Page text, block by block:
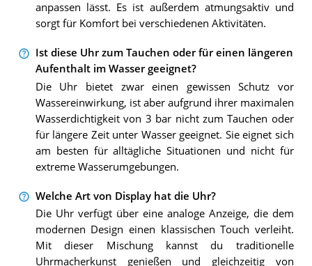
anpassen lässt. Es ist außerdem atmungsaktiv und
sorgt für Komfort bei verschiedenen Aktivitäten.
Ist diese Uhr zum Tauchen oder für einen längeren
Aufenthalt im Wasser geeignet?
Die Uhr bietet zwar einen gewissen Schutz vor
Wassereinwirkung, ist aber aufgrund ihrer maximalen
Wasserdichtigkeit von 3 bar nicht zum Tauchen oder
für längere Zeit unter Wasser geeignet. Sie eignet sich
am besten für alltägliche Situationen und nicht für
extreme Wasserumgebungen.
Welche Art von Display hat die Uhr?
Die Uhr verfügt über eine analoge Anzeige, die dem
modernen Design einen klassischen Touch verleiht.
Mit dieser Mischung kannst du traditionelle
Uhrmacherkunst genießen und gleichzeitig von